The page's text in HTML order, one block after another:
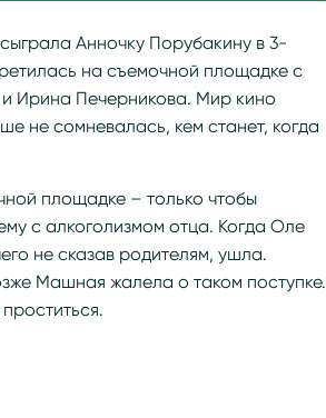
Анночку Порубакину в 3-
на съемочной площадке с
Ирина Печерникова. Мир кино
не сомневалась, кем станет, когда
площадке – только чтобы
с алкоголизмом отца. Когда Оле
не сказав родителям, ушла.
Машная жалела о таком поступке.